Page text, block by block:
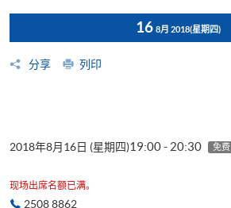
16 8月 2018(星期四)
分享 列印
2018年8月16日 (星期四)19:00 - 20:30 免费
现场出席名额已满。
2508 8862